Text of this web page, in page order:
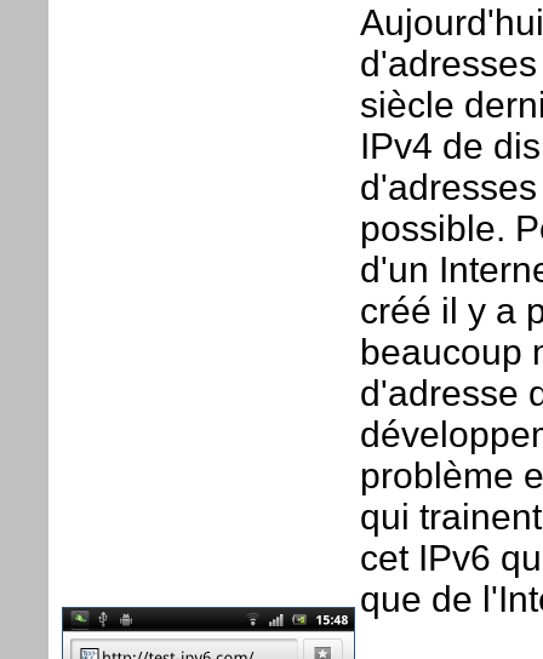
siècle
IPv4 de
possible.
d'un
créé il y a
beaucoup
d'adresse
problème
qui
cet IPv6
que de